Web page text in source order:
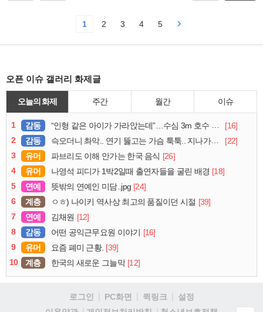
1 2 3 4 5
오픈 이슈 갤러리 화제글
오늘의 화제 주간 월간 이슈
1 감동 “인형 같은 아이가 가라앉는데”…수심 3m 호수 뛰어든 60대 의인
[16]
2
감동 슥오더니 촤악.. 연기 뚫고는 가슴 툭툭.. 지나가던 아재의 정체
[22]
3
유머 파브리도 이해 안가는 한국 음식 [26]
4
유머 나영석 피디가 1박2일때 출연자들을 굴린 배경 [18]
5
연예 뜻밖의 연예인 미담..jpg [24]
6
계층 ㅇㅎ) 나이키 역사상 최고의 품질이던 시절 [39]
7
연예 김채원 [12]
8
감동 어떤 공익근무요원 이야기 [16]
9
유머 요즘 폐미 근황. [39]
10
계층 한국의 새로운 그늘막 [12]
로그인 PC화면 퀵링크
설정